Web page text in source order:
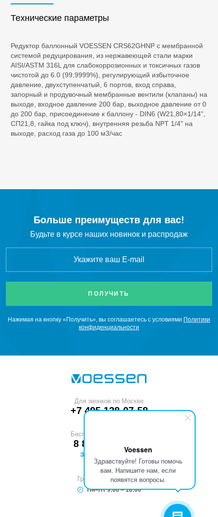
Voessen
Здравствуйте! Готовы помочь
вам. Напишите нам, если
появятся вопросы.
Технические параметры
Редуктор баллонный VOESSEN CRS62GHNP с мембранной
системой редуцирования, из нержавеющей стали марки
AISI/ASTM 316L для слабокоррозионных и токсичных газов
чистотой до 6.0 (99,9999%), регулирующий избыточное
давление, двухступенчатый, 6 портов, вход справа,
запорный и продувочный мембранные вентили (клапаны) на
выходе, входное давление 200 бар, выходное давление от 0
до 200 бар, присоединение к баллону - DIN6 (W21,80×1/14",
СП21,8, гайка под ключ), внутренняя резьба NPT 1/4" на
выходе, расход газа до 100 м3/час
Больше преимуществ для вас!
Будьте в курсе наших новинок и распродаж
Нажимая на кнопку «Получить», вы соглашаетесь с условиями Политики
конфиденциальности
Для звонков по Москве
+7 495 128-07-58
Бесплатный звонок по РФ
8 800 551-53-40
ЗАКАЗАТЬ ЗВОНОК
График работы (МСК)
Пн–Пт 9:00 – 18:00
CO2Диоксид углерода
HClХлороводород
SF Элегаз
C2H6Этан
Этилен
CF4Тетрафторметан